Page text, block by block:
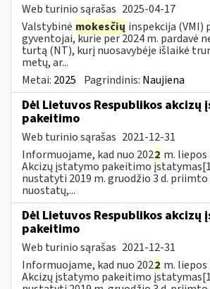
Web turinio sąrašas 2025-04-17
Valstybinė mokesčių inspekcija (VMI)
gyventojai, kurie per 2024 m. pardavė
turtą (NT), kurį nuosavybėje išlaikė
metų, ar...
Metai: 2025 Pagrindinis: Naujiena
Dėl Lietuvos Respublikos akcizų
pakeitimo
Web turinio sąrašas 2021-12-31
Informuojame, kad nuo 2022 m. liepos
Akcizų įstatymo pakeitimo
nustatyti 2019 m. gruodžio 3 d.
nuostatų,...
Dėl Lietuvos Respublikos akcizų
pakeitimo
Web turinio sąrašas 2021-12-31
Informuojame, kad nuo 2022 m. liepos
Akcizų įstatymo pakeitimo